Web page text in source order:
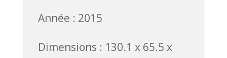
Année : 2015
Dimensions : 130.1 x 65.5 x